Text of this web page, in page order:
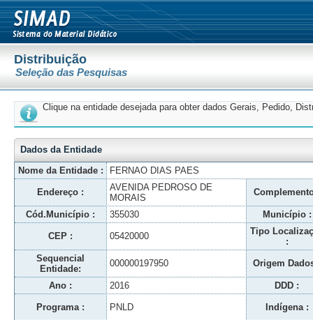
Distribuição
Seleção das Pesquisas
Clique na entidade desejada para obter dados Gerais, Pedido,
Dados da Entidade
Nome da Entidade :
FERNAO DIAS PAES
Endereço :
AVENIDA PEDROSO DE
MORAIS
Cód.Município : 355030 Município :
CEP : 05420000
Tipo
:
Sequencial
Entidade:
000000197950 Origem
Ano : 2016 DDD :
Programa : PNLD Indígena :